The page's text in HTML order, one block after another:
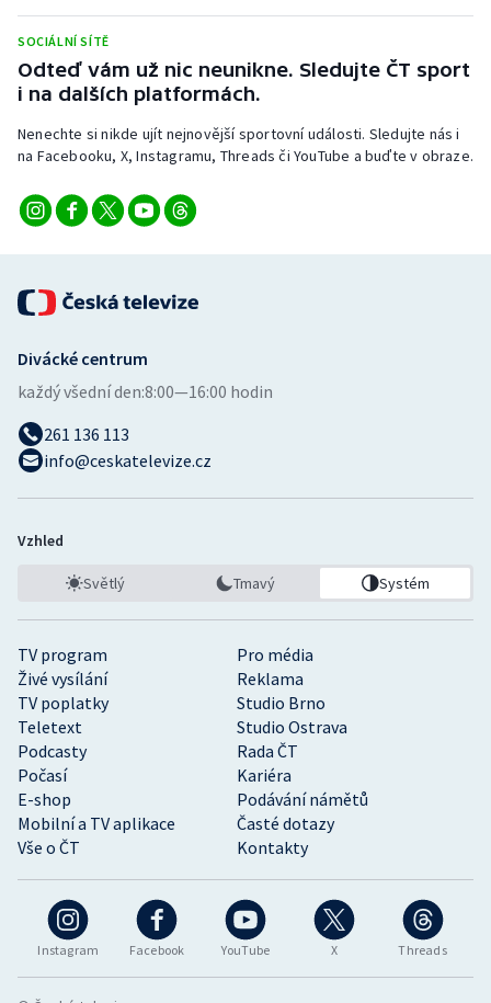
SOCIÁLNÍ SÍTĚ
Odteď vám už nic neunikne. Sledujte ČT sport
i na dalších platformách.
Nenechte si nikde ujít nejnovější sportovní události. Sledujte nás i
na Facebooku, X, Instagramu, Threads či YouTube a buďte v obraze.
Instagram Facebook YouTube X Threads
TV program
Pro média
Živé vysílání
Reklama
TV poplatky
Studio Brno
Teletext
Studio Ostrava
Podcasty
Rada ČT
Počasí
Kariéra
E-shop
Podávání námětů
Mobilní a TV aplikace
Časté dotazy
Vše o ČT
Kontakty
Divácké centrum
každý všední den:8:00—16:00 hodin
261 136 113
info@ceskatelevize.cz
Vzhled
Světlý Tmavý Systém